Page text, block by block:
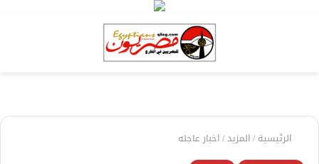
الرئيسية/المزيد/اخبار عاجله